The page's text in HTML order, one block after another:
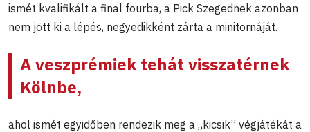
ismét kvalifikált a final fourba, a Pick Szegednek azonban
nem jött ki a lépés, negyedikként zárta a minitornáját.
A veszprémiek tehát visszatérnek
Kölnbe,
ahol ismét egyidőben rendezik meg a „kicsik” végjátékát a